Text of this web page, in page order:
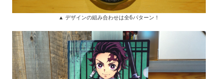
▲ デザインの組み合わせは全6パターン！